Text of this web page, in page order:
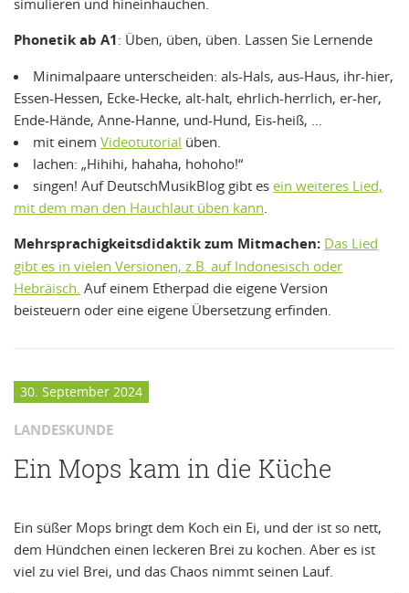
simulieren und hineinhauchen.
Phonetik ab A1: Üben, üben, üben. Lassen Sie Lernende
Minimalpaare unterscheiden: als-Hals, aus-Haus, ihr-hier,
Essen-Hessen, Ecke-Hecke, alt-halt, ehrlich-herrlich, er-her,
Ende-Hände, Anne-Hanne, und-Hund, Eis-heiß, …
mit einem Videotutorial üben.
lachen: „Hihihi, hahaha, hohoho!“
singen! Auf DeutschMusikBlog gibt es ein weiteres Lied,
mit dem man den Hauchlaut üben kann.
Mehrsprachigkeitsdidaktik zum Mitmachen: Das Lied
gibt es in vielen Versionen, z.B. auf Indonesisch oder
Hebräisch. Auf einem Etherpad die eigene Version
beisteuern oder eine eigene Übersetzung erfinden.
30. September 2024
LANDESKUNDE
Ein Mops kam in die Küche
Ein süßer Mops bringt dem Koch ein Ei, und der ist so nett,
dem Hündchen einen leckeren Brei zu kochen. Aber es ist
viel zu viel Brei, und das Chaos nimmt seinen Lauf.